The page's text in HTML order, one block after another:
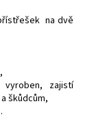
na dvě
zajistí
škůdcům,